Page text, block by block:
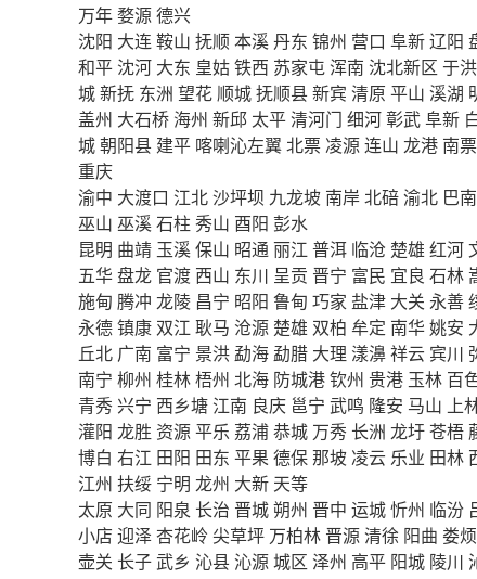
万年婺源德兴
沈阳 大连鞍山 抚顺本溪丹东 锦州 营口 阜新辽阳
和平 沈河 大东 皇姑铁西 苏家屯 浑南 沈北新区 于洪
城新抚 东洲 望花 顺城抚顺县新宾 清原 平山 溪湖
盖州 大石桥 海州 新邱 太平清河门 细河彰武阜新
城朝阳县 建平 喀喇沁左翼北票 凌源连山 龙港 南票
重庆
渝中 大渡口 江北沙坪坝 九龙坡 南岸北碚渝北 巴南
巫山 巫溪石柱 秀山 酉阳 彭水
昆明 曲靖 玉溪保山 昭通丽江 普洱 临沧 楚雄 红河
五华盘龙 官渡 西山 东川 呈贡 晋宁 富民 宜良 石林
施甸 腾冲 龙陵 昌宁 昭阳 鲁甸 巧家 盐津 大关 永善
永德镇康 双江 耿马 沧源 楚雄 双柏 牟定 南华姚安
丘北 广南 富宁 景洪 勐海 勐腊 大理 漾濞祥云 宾川
南宁 柳州 桂林梧州 北海 防城港钦州 贵港 玉林 百
青秀兴宁 西乡塘 江南 良庆 邕宁 武鸣 隆安 马山 上
灌阳 龙胜 资源平乐 荔浦恭城 万秀 长洲 龙圩苍梧
博白 右江 田阳 田东 平果 德保那坡 凌云 乐业 田林
江州 扶绥 宁明 龙州 大新 天等
太原 大同 阳泉 长治 晋城朔州 晋中 运城忻州 临汾
小店 迎泽杏花岭 尖草坪 万柏林 晋源清徐 阳曲 娄烦
壶关 长子武乡 沁县沁源城区 泽州 高平 阳城 陵川